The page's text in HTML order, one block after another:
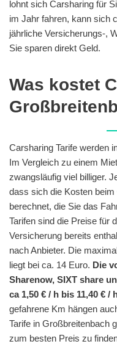
lohnt sich Carsharing für
im Jahr fahren, kann sich
jährliche Versicherungs-,
Sie sparen direkt Geld.
Was kostet
Carsharing Tarife werden
Im Vergleich zu einem
zwangsläufig viel billiger.
dass sich die Kosten
berechnet, die Sie das
Tarifen sind die Preise für
Versicherung bereits
nach Anbieter. Die
liegt bei ca. 14 Euro. Die
Sharenow, SIXT share
ca 1,50 € / h bis 11,40 € /
gefahrene Km hängen
Tarife in Großbreitenbach
zum besten Preis zu